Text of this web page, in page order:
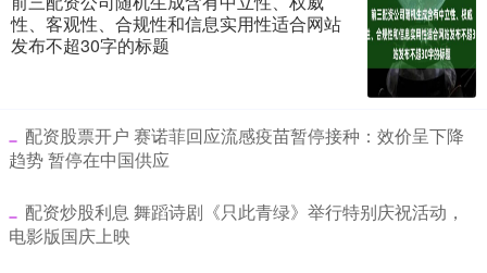
性、客观性、合规性和信息实用性适合网站
发布不超30字的标题
​配资股票开户 赛诺菲回应流感疫苗暂停接种：效价呈下降
趋势 暂停在中国供应
​配资炒股利息 舞蹈诗剧《只此青绿》举行特别庆祝活动，
电影版国庆上映